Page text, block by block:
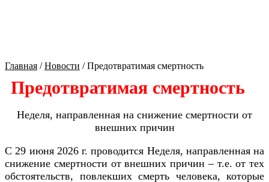
Главная /Новости /Предотвратимая смертность
Предотвратимая смертность
Неделя, направленная на снижение смертности от
внешних причин
С 29 июня 2026 г. проводится Неделя, направленная на
снижение смертности от внешних причин – т.е. от тех
обстоятельств, повлекших смерть человека, которые